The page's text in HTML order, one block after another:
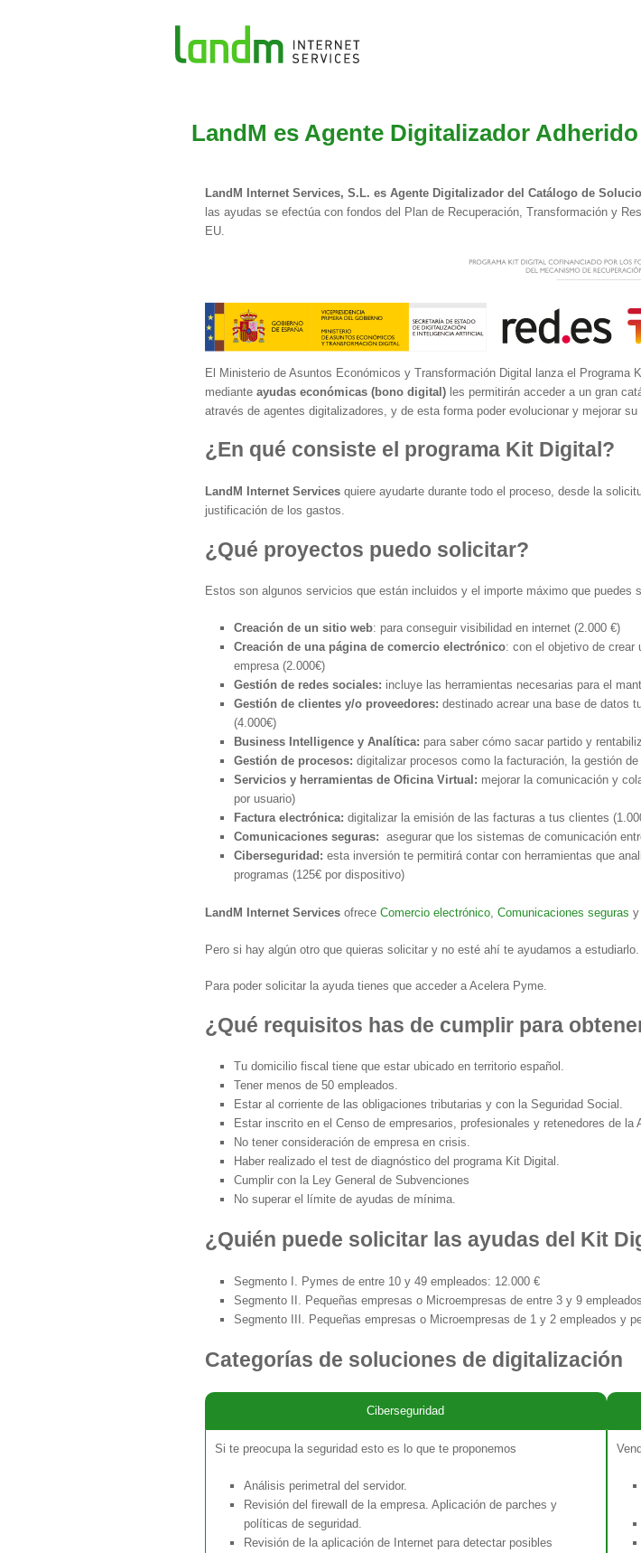
LandM es Agente Digitalizador
LandM Internet Services, S.L. es Agente Digitalizador del Catálogo de
las ayudas se efectúa con fondos del Plan de Recuperación, Transformación y
EU.
El Ministerio de Asuntos Económicos y Transformación Digital lanza el Programa
mediante ayudas económicas (bono digital)les permitirán acceder a un gran
através de agentes digitalizadores, y de esta forma poder evolucionar y mejorar su
¿En qué consiste el programa Kit Digital?
LandM Internet Services quiere ayudarte durante todo el proceso, desde la
justificación de los gastos.
¿Qué proyectos puedo solicitar?
Estos son algunos servicios que están incluidos y el importe máximo que puedes
Creación de un sitio web: para conseguir visibilidad en internet (2.000 €)
Creación de una página de comercio electrónico: con el objetivo de crear
empresa (2.000€)
Gestión de redes sociales: incluye las herramientas necesarias para el
Gestión de clientes y/o proveedores:destinado acrear una base de datos
(4.000€)
Business Intelligence y Analítica: para saber cómo sacar partido y
Gestión de procesos:digitalizar procesos como la facturación, la gestión
Servicios y herramientas de Oficina Virtual: mejorar la comunicación y
por usuario)
Factura electrónica:digitalizar la emisión de las facturas a tus clientes
Comunicaciones seguras:asegurar que los sistemas de comunicación
Ciberseguridad:esta inversión te permitirá contar con herramientas que
programas (125€ por dispositivo)
LandM Internet Servicesofrece Comercio electrónico, Comunicaciones seguras y
Pero si hay algún otro que quieras solicitar y no esté ahí te ayudamos a estudiarlo.
Para poder solicitar la ayuda tienes que acceder a Acelera Pyme.
¿Qué requisitos has de cumplir para
Tu domicilio fiscal tiene que estar ubicado en territorio español.
Tener menos de 50 empleados.
Estar al corriente de las obligaciones tributarias y con la Seguridad Social.
Estar inscrito en el Censo de empresarios, profesionales y retenedores de
No tener consideración de empresa en crisis.
Haber realizado el test de diagnóstico del programa Kit Digital.
Cumplir con la Ley General de Subvenciones
No superar el límite de ayudas de mínima.
¿Quién puede solicitar las ayudas del Kit
Segmento I. Pymes de entre 10 y 49 empleados: 12.000 €
Segmento II. Pequeñas empresas o Microempresas de entre 3 y 9
Segmento III. Pequeñas empresas o Microempresas de 1 y 2 empleados y
Categorías de soluciones de digitalización
Ciberseguridad
Si te preocupa la seguridad esto es lo que te proponemos
Análisis perimetral del servidor.
Revisión del firewall de la empresa. Aplicación de parches y
políticas de seguridad.
Revisión de la aplicación de Internet para detectar posibles